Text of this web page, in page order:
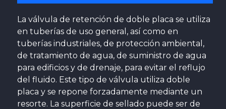
La válvula de retención de doble placa se utiliza
en tuberías de uso general, así como en
tuberías industriales, de protección ambiental,
de tratamiento de agua, de suministro de agua
para edificios y de drenaje, para evitar el reflujo
del fluido. Este tipo de válvula utiliza doble
placa y se repone forzadamente mediante un
resorte. La superficie de sellado puede ser de